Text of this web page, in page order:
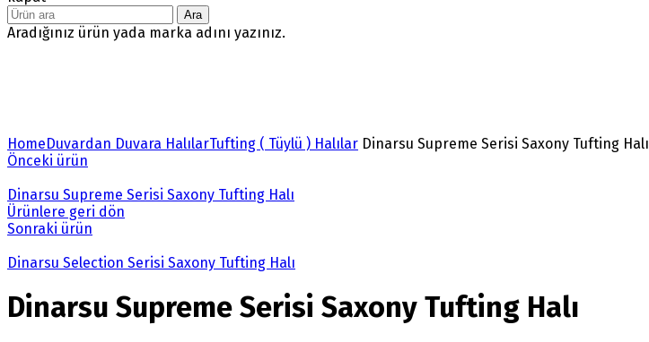
Ara
Aradığınız ürün yada marka adını yazınız.
HomeDuvardan Duvara HalılarTufting ( Tüylü ) Halılar Dinarsu Supreme Serisi Saxony Tufting Halı
Önceki ürün
Dinarsu Supreme Serisi Saxony Tufting Halı
Ürünlere geri dön
Sonraki ürün
Dinarsu Selection Serisi Saxony Tufting Halı
Dinarsu Supreme Serisi Saxony Tufting Halı